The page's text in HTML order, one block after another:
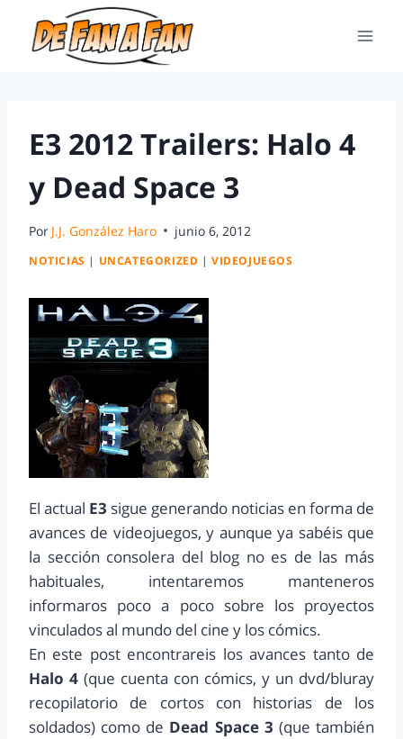
E3 2012 Trailers: Halo 4
y Dead Space 3
Por J.J. González Haro junio 6, 2012
NOTICIAS | UNCATEGORIZED |VIDEOJUEGOS
El actual E3 sigue generando noticias en forma de
avances de videojuegos, y aunque ya sabéis que
la sección consolera del blog no es de las más
habituales, intentaremos manteneros
informaros poco a poco sobre los proyectos
vinculados al mundo del cine y los cómics.
En este post encontrareis los avances tanto de
Halo 4 (que cuenta con cómics, y un dvd/bluray
recopilatorio de cortos con historias de los
soldados) como de Dead Space 3 (que también